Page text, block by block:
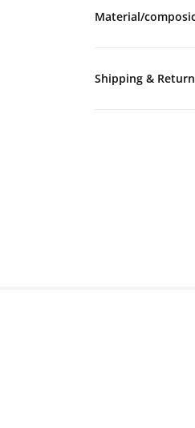
Material/
Shipping &